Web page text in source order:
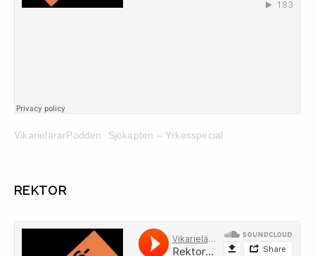
VikarielärarPodden · Sjökapten – Yrkesspecial
REKTOR